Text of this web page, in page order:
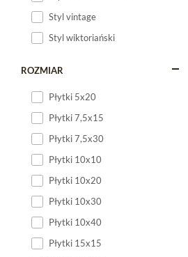
Styl vintage
Styl wiktoriański
ROZMIAR
Płytki 5x20
Płytki 7,5x15
Płytki 7,5x30
Płytki 10x10
Płytki 10x20
Płytki 10x30
Płytki 10x40
Płytki 15x15